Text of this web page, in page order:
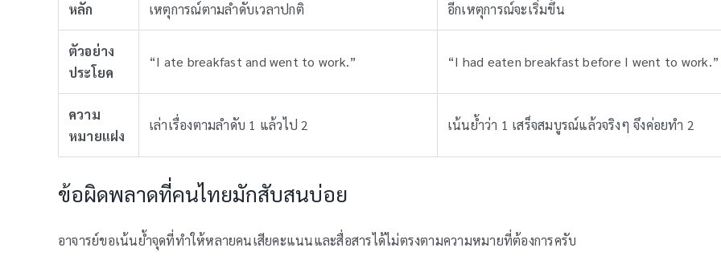
หลัก
เหตุการณ์ตามลำดับเวลาปกติ
อีกเหตุการณ์จะเริ่มขึ้น
ตัวอย่าง
ประโยค
“I ate breakfast and went to work.” “I had eaten breakfast before I went to work.”
ความ
หมายแฝง
เล่าเรื่องตามลำดับ 1 แล้วไป 2 เน้นย้ำว่า 1 เสร็จสมบูรณ์แล้วจริงๆ จึงค่อยทำ 2
ข้อผิดพลาดที่คนไทยมักสับสนบ่อย
อาจารย์ขอเน้นย้ำจุดที่ทำให้หลายคนเสียคะแนนและสื่อสารได้ไม่ตรงตามความหมายที่ต้องการครับ